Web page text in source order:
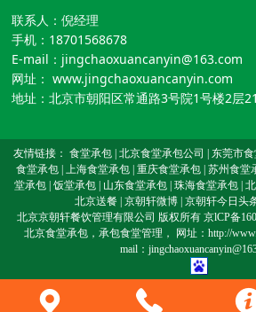
联系人：倪经理
手机： 18701568678
E-mail：jingchaoxuancanyin@163.com
网址：www.jingchaoxuancanyin.com
地址：北京市朝阳区常通路3号院1号楼2层
友情链接： 食堂承包| 北京食堂承包公司 | 东莞市
食堂承包 | 上海食堂承包 | 重庆食堂承包 | 苏州食堂
堂承包| 饭堂承包| 山东食堂承包| 珠海食堂承包|
北京送餐| 京朝轩微博| 京朝轩今日头
北京京朝轩餐饮管理有限公司 版权所有 京lCP备
北京食堂承包 ， 承包食堂管理 ， 网址：http://
mail：